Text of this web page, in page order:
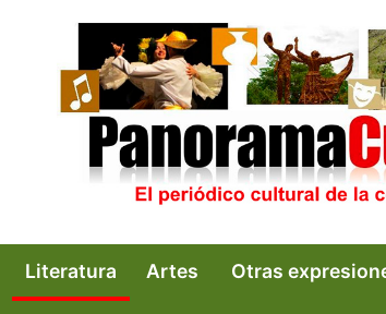
Literatura Artes Otras